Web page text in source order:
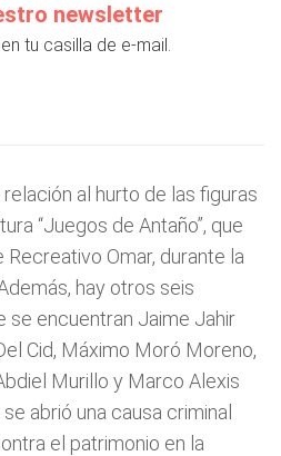
newsletter
tu casilla de e-mail.
al hurto de las figuras
“Juegos de Antaño”, que
Omar, durante la
hay otros seis
se encuentran Jaime Jahir
Cid, Máximo Moró Moreno,
Murillo y Marco Alexis
abrió una causa criminal
el patrimonio en la